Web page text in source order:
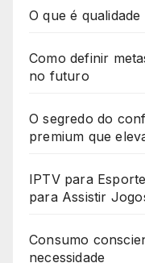
O que é
Como definir
no futuro
O segredo do
premium que
IPTV para
para Assistir
Consumo
necessidade